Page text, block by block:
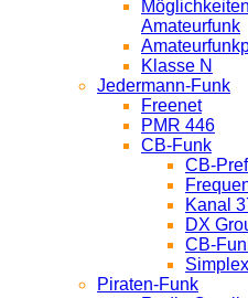
Amateurfunk
Klasse N
Jedermann-Funk
Freenet
PMR 446
CB-Funk
CB-
Kanal
DX
CB-
Piraten-Funk